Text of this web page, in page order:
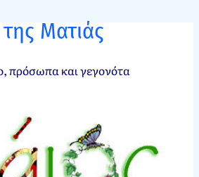
Ματιάς
πρόσωπα και γεγονότα